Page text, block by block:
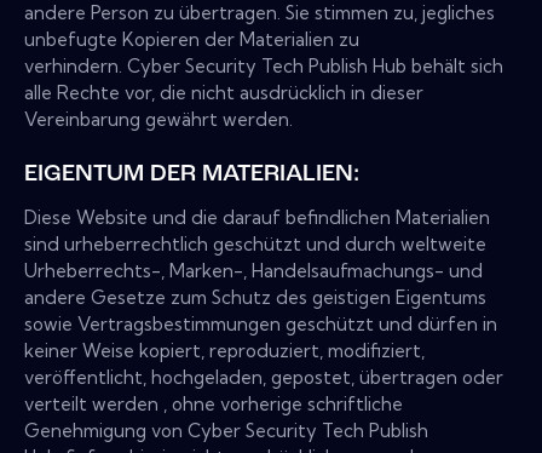
andere Person zu übertragen. Sie stimmen zu, jegliches
unbefugte Kopieren der Materialien zu
verhindern. Cyber Security Tech Publish Hub behält sich
alle Rechte vor, die nicht ausdrücklich in dieser
Vereinbarung gewährt werden.
EIGENTUM DER MATERIALIEN:
Diese Website und die darauf befindlichen Materialien
sind urheberrechtlich geschützt und durch weltweite
Urheberrechts-, Marken-, Handelsaufmachungs- und
andere Gesetze zum Schutz des geistigen Eigentums
sowie Vertragsbestimmungen geschützt und dürfen in
keiner Weise kopiert, reproduziert, modifiziert,
veröffentlicht, hochgeladen, gepostet, übertragen oder
verteilt werden , ohne vorherige schriftliche
Genehmigung von Cyber Security Tech Publish